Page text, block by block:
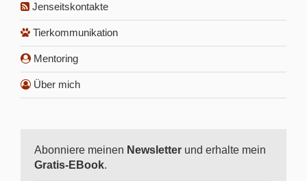
Jenseitskontakte
Tierkommunikation
Mentoring
Über mich
Abonniere meinen Newsletter und erhalte mein
Gratis-EBook.